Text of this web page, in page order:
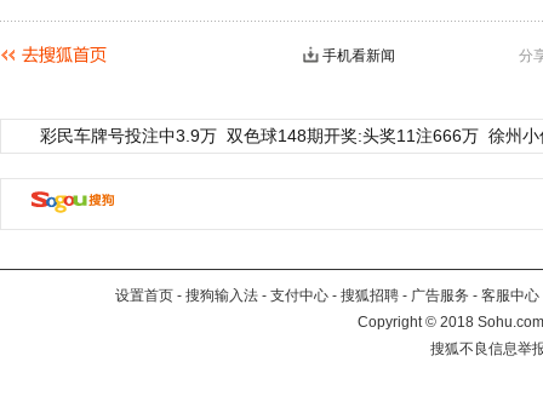
分
手机看新闻
彩民车牌号投注中3.9万 双色球148期开奖:头奖11注666万 徐州
设置首页 - 搜狗输入法 - 支付中心 - 搜狐招聘 - 广告服务 - 客服中心
Copyright©2018
搜狐不良信息举